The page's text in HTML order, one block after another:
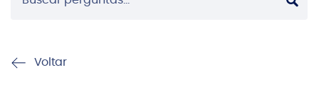
Voltar